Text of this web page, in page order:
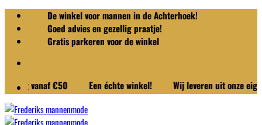
naar
inhoud
De winkel voor mannen in de Achterhoek!
Goed advies en gezellig praatje!
Gratis parkeren voor de winkel
vanaf €50 Een échte winkel! Wij leveren uit onze eigen